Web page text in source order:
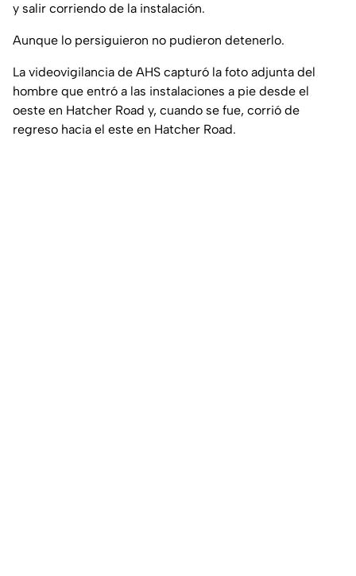
y salir corriendo de la instalación.
Aunque lo persiguieron no pudieron detenerlo.
La videovigilancia de AHS capturó la foto adjunta del
hombre que entró a las instalaciones a pie desde el
oeste en Hatcher Road y, cuando se fue, corrió de
regreso hacia el este en Hatcher Road.